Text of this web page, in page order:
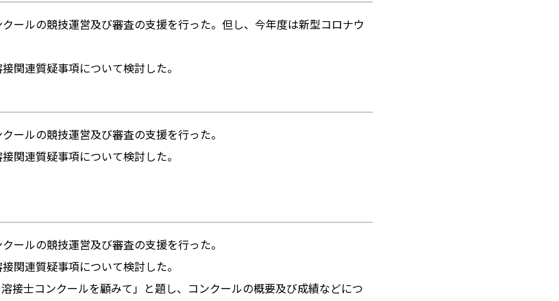
ールの競技運営及び審査の支援を行った。但し、今年度は新型コロナウ
関連質疑事項について検討した。
ールの競技運営及び審査の支援を行った。
関連質疑事項について検討した。
ールの競技運営及び審査の支援を行った。
関連質疑事項について検討した。
接士コンクールを顧みて」と題し、コンクールの概要及び成績などにつ